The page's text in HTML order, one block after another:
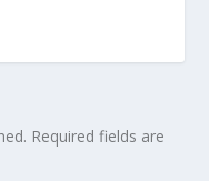
Required fields are